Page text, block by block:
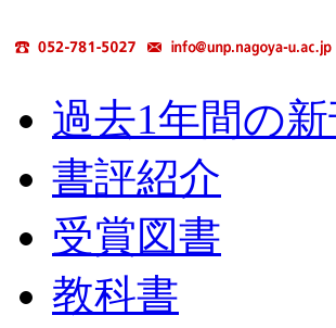
過去1年間の新
書評紹介
受賞図書
教科書